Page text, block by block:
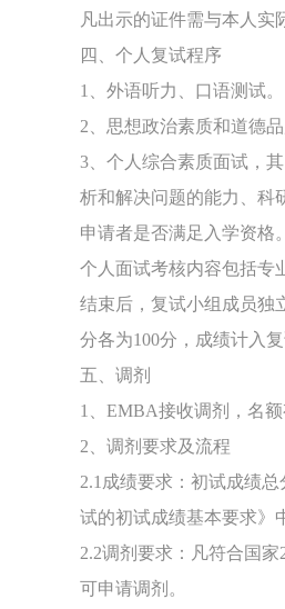
凡出示的证件需与本人实
四、个人复试程序
1、外语听力、口语测试。
2、思想政治素质和道德品
3、个人综合素质面试，
析和解决问题的能力、科
申请者是否满足入学资格。
个人面试考核内容包括专
结束后，复试小组成员独
分各为100分，成绩计入
五、调剂
1、EMBA接收调剂，名
2、调剂要求及流程
2.1成绩要求：初试成绩
试的初试成绩基本要求》
2.2调剂要求：凡符合国
可申请调剂。